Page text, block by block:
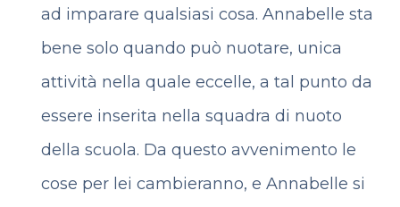
ad imparare qualsiasi cosa. Annabelle sta
bene solo quando può nuotare, unica
attività nella quale eccelle, a tal punto da
essere inserita nella squadra di nuoto
della scuola. Da questo avvenimento le
cose per lei cambieranno, e Annabelle si